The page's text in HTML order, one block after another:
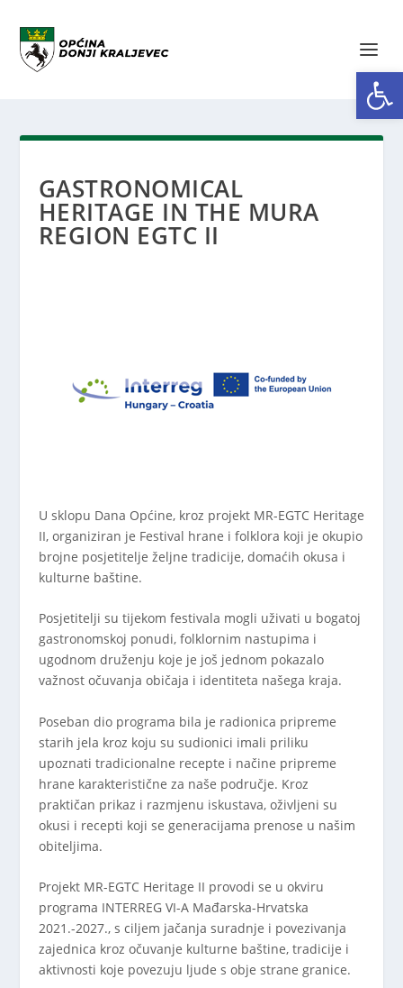
Open toolbar
GASTRONOMICAL
HERITAGE IN THE MURA
REGION EGTC II
U sklopu Dana Općine, kroz projekt MR-EGTC Heritage
II, organiziran je Festival hrane i folklora koji je okupio
brojne posjetitelje željne tradicije, domaćih okusa i
kulturne baštine.
Posjetitelji su tijekom festivala mogli uživati u bogatoj
gastronomskoj ponudi, folklornim nastupima i
ugodnom druženju koje je još jednom pokazalo
važnost očuvanja običaja i identiteta našega kraja.
Poseban dio programa bila je radionica pripreme
starih jela kroz koju su sudionici imali priliku
upoznati tradicionalne recepte i načine pripreme
hrane karakteristične za naše područje. Kroz
praktičan prikaz i razmjenu iskustava, oživljeni su
okusi i recepti koji se generacijama prenose u našim
obiteljima.
Projekt MR-EGTC Heritage II provodi se u okviru
programa INTERREG VI-A Mađarska-Hrvatska
2021.-2027., s ciljem jačanja suradnje i povezivanja
zajednica kroz očuvanje kulturne baštine, tradicije i
aktivnosti koje povezuju ljude s obje strane granice.